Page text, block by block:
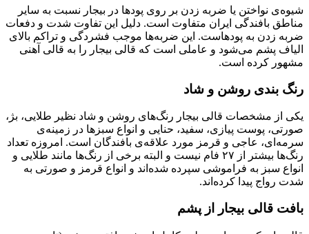
شیوه‌ی نواختن یا ضربه زدن بر روی پودها در بیجار نسبت به سایر
مناطق بافندگی ایران متفاوت است. دلیل این تفاوت شدت و دفعات
ضربه زدن به پودهاست. این ضربه‌ها موجب فشردگی و تراکم بالای
الیاف پشم می‌شود و عاملی است که قالی بیجار را به قالی آهنی
مشهور کرده است.
رنگ ‌بندی روشن و شاد
یکی از مشخصات قالی بیجار رنگ‌های روشن و شاد نظیر طلایی، بژ،
صورتی، پوست پیازی، سفید، حنایی و انواع سبزها در زمینه‌ی
سرمه‌ای، عاجی و قرمز مورد علاقه‌ی بافندگان است. امروزه تعداد
رنگ‌ها بیشتر از ۲۷ فام نیست و البته برخی از رنگ‌ها مانند طلایی و
انواع سبز به فراموشی سپرده شده‌اند و انواع قرمز و صورتی به
شدت رواج پیدا کرده‌اند.
بافت قالی بیجار از پشم